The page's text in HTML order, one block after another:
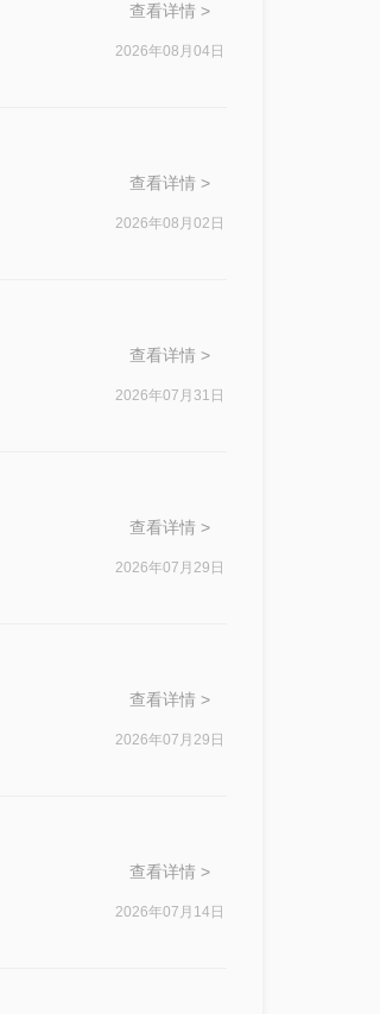
查看详情 >
2026年08月04日
查看详情 >
2026年08月02日
查看详情 >
2026年07月31日
查看详情 >
2026年07月29日
查看详情 >
2026年07月29日
查看详情 >
2026年07月14日